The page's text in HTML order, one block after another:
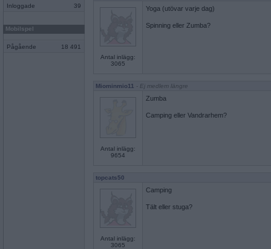
Inloggade 39
Mobilspel
Pågående 18 491
Antal inlägg:
3065
Yoga (utövar varje dag)
Spinning eller Zumba?
Miominmio11 - Ej medlem längre
Antal inlägg:
9654
Zumba
Camping eller Vandrarhem?
topcats50
Antal inlägg:
3065
Camping
Tält eller stuga?